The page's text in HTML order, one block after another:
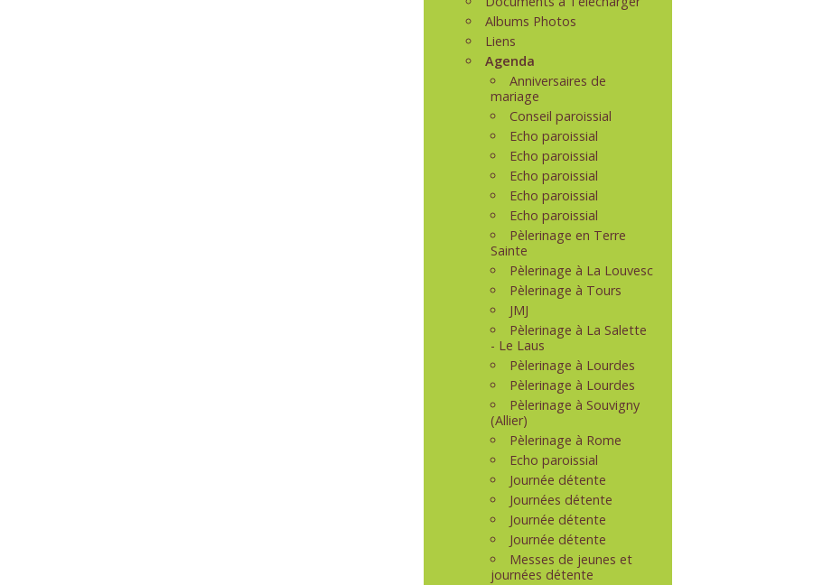
Albums Photos
Liens
Agenda
Anniversaires de
mariage
Conseil paroissial
Echo paroissial
Echo paroissial
Echo paroissial
Echo paroissial
Echo paroissial
Pèlerinage en Terre
Sainte
Pèlerinage à La Louvesc
Pèlerinage à Tours
JMJ
Pèlerinage à La Salette
- Le Laus
Pèlerinage à Lourdes
Pèlerinage à Lourdes
Pèlerinage à Souvigny
(Allier)
Pèlerinage à Rome
Echo paroissial
Journée détente
Journées détente
Journée détente
Journée détente
Messes de jeunes et
journées détente